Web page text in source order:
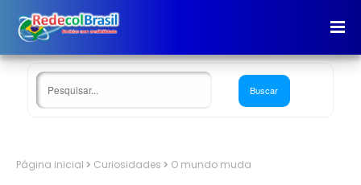
Página inicial Curiosidades O mundo muda